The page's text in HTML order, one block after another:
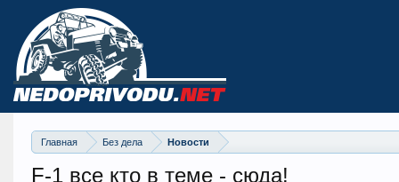
Главная Без дела Новости
F-1 все кто в теме - сюда!